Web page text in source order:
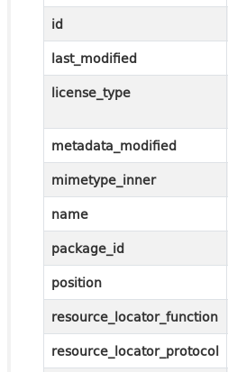
id
last_modified
license_type
metadata_modified
mimetype_inner
name
package_id
position
resource_locator_function
resource_locator_protocol